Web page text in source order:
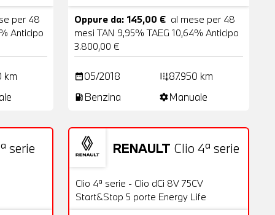
per 48
Anticipo
km
Oppure da: 145,00 € al mese per 48
mesi TAN 9,95% TAEG 10,64% Anticipo
3.800,00 €
date_range05/2018 add_road87.950 km
local_gas_station Benzina settingsManuale
serie
18 Foto RENAULT Clio 4ª serie
OFFERTA
Usato 20 Foto
Clio 4ª serie - Clio dCi 8V 75CV
Start&Stop 5 porte Energy Life